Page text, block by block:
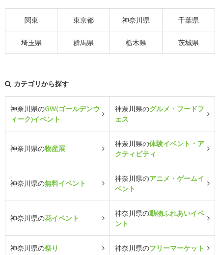
関東 東京都 神奈川県 千葉県
埼玉県 群馬県 栃木県 茨城県
カテゴリから探す
神奈川県のGW(ゴールデンウ
ィーク)イベント
神奈川県のグルメ・フードフ
ェス
神奈川県の物産展
神奈川県の体験イベント・ア
クティビティ
神奈川県の無料イベント
神奈川県のアニメ・ゲームイ
ベント
神奈川県の花イベント
神奈川県の動物ふれあいイベ
ント
神奈川県の祭り 神奈川県のフリーマーケット